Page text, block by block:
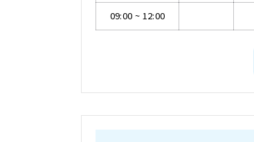
09:00 ~ 12:00